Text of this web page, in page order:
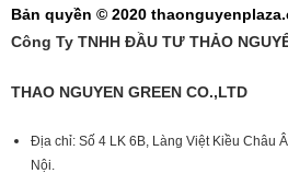
Bản quyền © 2020
Công Ty TNHH ĐẦU TƯ THẢO
THAO NGUYEN GREEN CO.,LTD
Địa chỉ: Số 4 LK 6B, Làng Việt Kiều Châu
Nội.